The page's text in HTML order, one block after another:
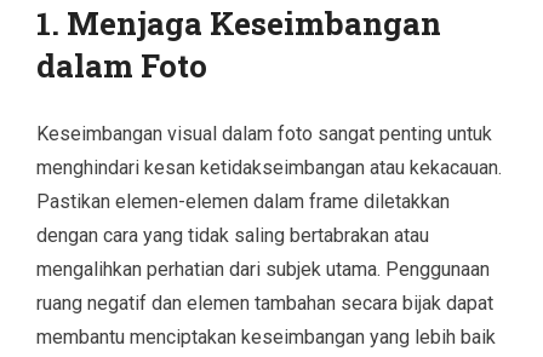
1. Menjaga Keseimbangan
dalam Foto
Keseimbangan visual dalam foto sangat penting untuk
menghindari kesan ketidakseimbangan atau kekacauan.
Pastikan elemen-elemen dalam frame diletakkan
dengan cara yang tidak saling bertabrakan atau
mengalihkan perhatian dari subjek utama. Penggunaan
ruang negatif dan elemen tambahan secara bijak dapat
membantu menciptakan keseimbangan yang lebih baik